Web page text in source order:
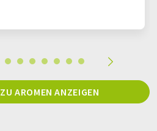
AROMEN ANZEIGEN